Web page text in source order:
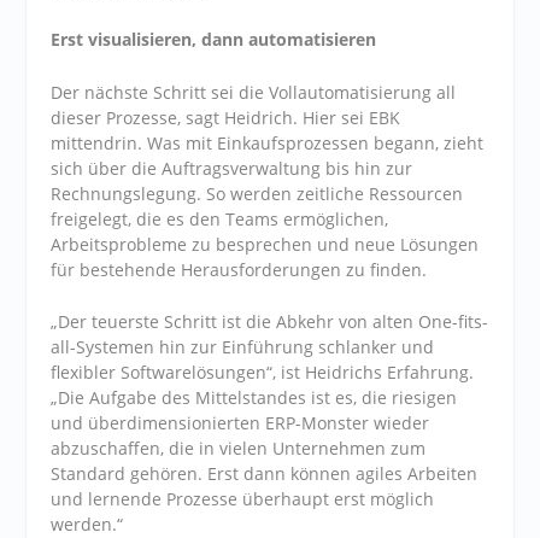
Erst visualisieren, dann automatisieren
Der nächste Schritt sei die Vollautomatisierung all
dieser Prozesse, sagt Heidrich. Hier sei EBK
mittendrin. Was mit Einkaufsprozessen begann, zieht
sich über die Auftragsverwaltung bis hin zur
Rechnungslegung. So werden zeitliche Ressourcen
freigelegt, die es den Teams ermöglichen,
Arbeitsprobleme zu besprechen und neue Lösungen
für bestehende Herausforderungen zu finden.
„Der teuerste Schritt ist die Abkehr von alten One-fits-
all-Systemen hin zur Einführung schlanker und
flexibler Softwarelösungen“, ist Heidrichs Erfahrung.
„Die Aufgabe des Mittelstandes ist es, die riesigen
und überdimensionierten ERP-Monster wieder
abzuschaffen, die in vielen Unternehmen zum
Standard gehören. Erst dann können agiles Arbeiten
und lernende Prozesse überhaupt erst möglich
werden.“